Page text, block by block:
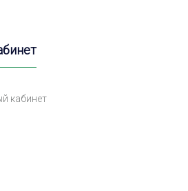
кабинет